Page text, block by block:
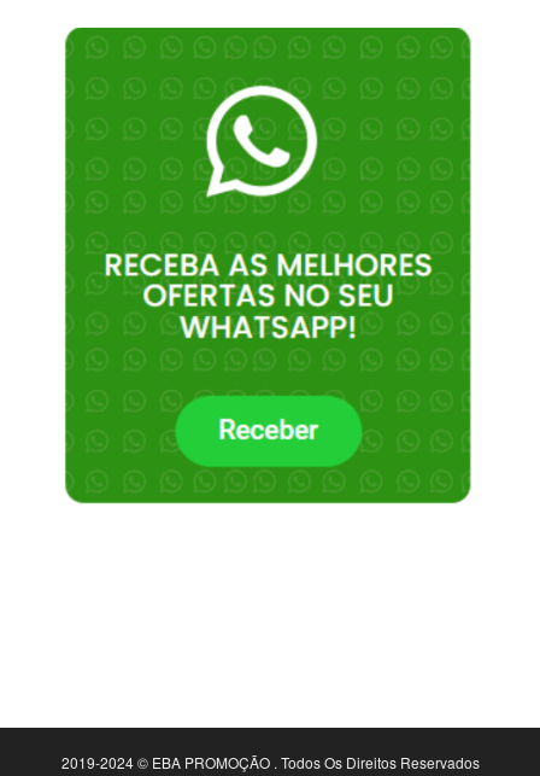
2019-2024 © EBA PROMOÇÃO . Todos Os Direitos Reservados